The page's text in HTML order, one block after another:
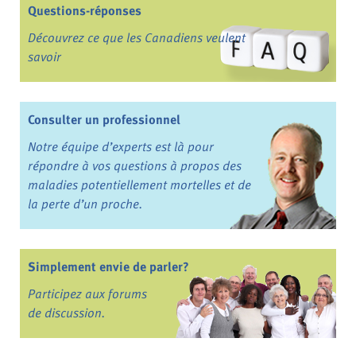
Questions-réponses
Découvrez ce que les Canadiens veulent
savoir
Consulter un professionnel
Notre équipe d’experts est là pour
répondre à vos questions à propos des
maladies potentiellement mortelles et de
la perte d’un proche.
Simplement envie de parler?
Participez aux forums
de discussion.